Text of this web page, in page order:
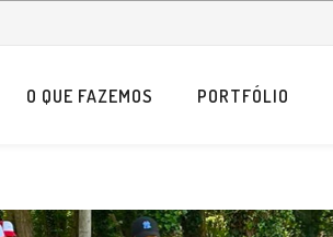
O QUE FAZEMOS PORTFÓLIO